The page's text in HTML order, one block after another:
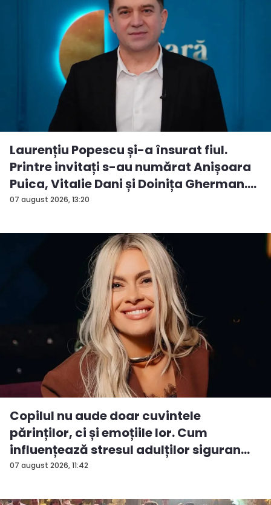
07 august 2026, 13:20
Laurențiu Popescu și-a însurat fiul.
Printre invitați s-au numărat Anișoara
Puica, Vitalie Dani și Doinița Gherman.
P...
07 august 2026, 11:42
Copilul nu aude doar cuvintele
părinților, ci și emoțiile lor. Cum
influențează stresul adulților siguran...